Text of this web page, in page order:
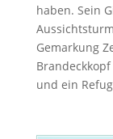
haben. Sein
Gemarkung
und ein